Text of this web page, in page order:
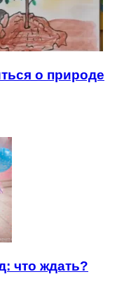
о природе
что ждать?